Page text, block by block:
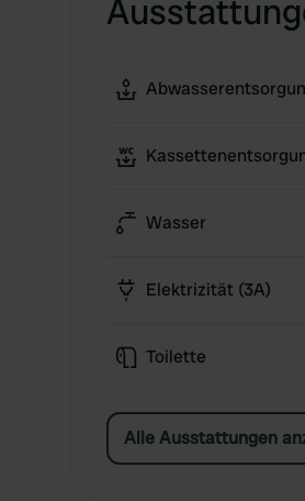
Wasser
Elektrizität (3A)
Toilette
Alle Ausstattungen